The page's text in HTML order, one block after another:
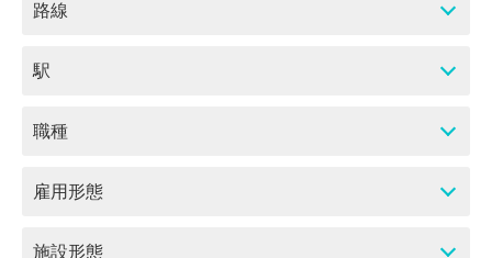
路線
駅
職種
雇用形態
施設形態